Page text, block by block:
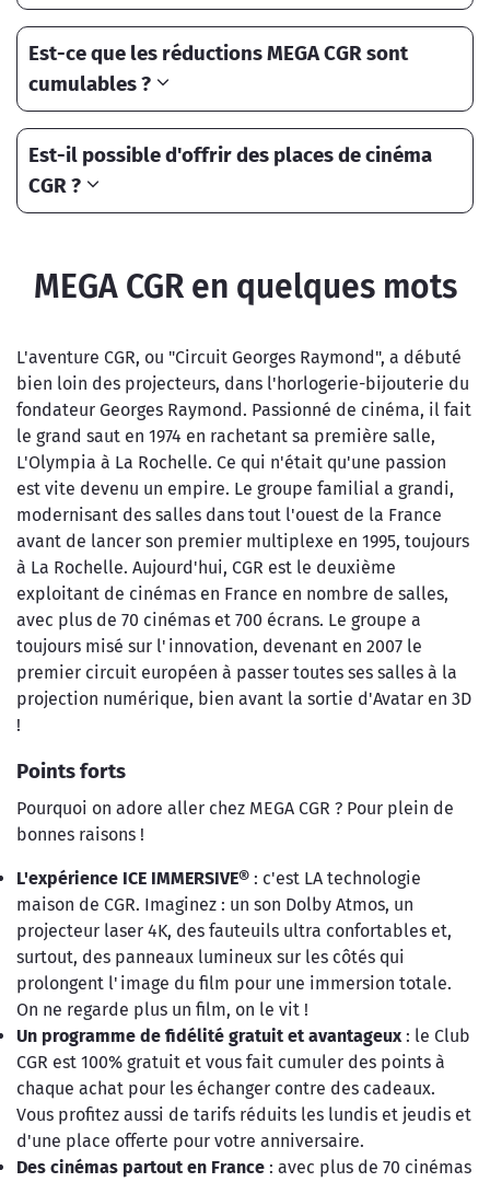
Est-ce que les réductions MEGA CGR sont
cumulables ?
Est-il possible d'offrir des places de cinéma
CGR ?
MEGA CGR en quelques mots
L'aventure CGR, ou "Circuit Georges Raymond", a débuté
bien loin des projecteurs, dans l'horlogerie-bijouterie du
fondateur Georges Raymond. Passionné de cinéma, il fait
le grand saut en 1974 en rachetant sa première salle,
L'Olympia à La Rochelle. Ce qui n'était qu'une passion
est vite devenu un empire. Le groupe familial a grandi,
modernisant des salles dans tout l'ouest de la France
avant de lancer son premier multiplexe en 1995, toujours
à La Rochelle. Aujourd'hui, CGR est le deuxième
exploitant de cinémas en France en nombre de salles,
avec plus de 70 cinémas et 700 écrans. Le groupe a
toujours misé sur l'innovation, devenant en 2007 le
premier circuit européen à passer toutes ses salles à la
projection numérique, bien avant la sortie d'Avatar en 3D
!
Points forts
Pourquoi on adore aller chez MEGA CGR ? Pour plein de
bonnes raisons !
L'expérience ICE IMMERSIVE® : c'est LA technologie
maison de CGR. Imaginez : un son Dolby Atmos, un
projecteur laser 4K, des fauteuils ultra confortables et,
surtout, des panneaux lumineux sur les côtés qui
prolongent l'image du film pour une immersion totale.
On ne regarde plus un film, on le vit !
Un programme de fidélité gratuit et avantageux: le Club
CGR est 100% gratuit et vous fait cumuler des points à
chaque achat pour les échanger contre des cadeaux.
Vous profitez aussi de tarifs réduits les lundis et jeudis et
d'une place offerte pour votre anniversaire.
Des cinémas partout en France : avec plus de 70 cinémas